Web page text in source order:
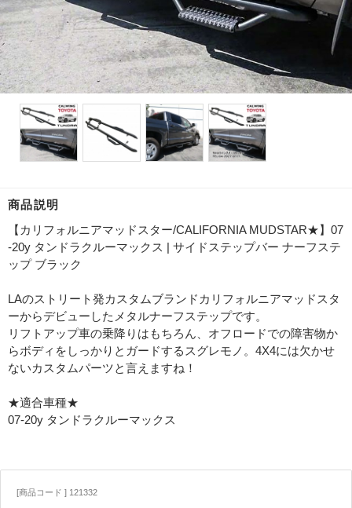
商品説明
【カリフォルニアマッドスター/CALIFORNIA MUDSTAR★】07
-20y タンドラクルーマックス | サイドステップバー ナーフステ
ップ ブラック
LAのストリート発カスタムブランドカリフォルニアマッドスタ
ーからデビューしたメタルナーフステップです。
リフトアップ車の乗降りはもちろん、オフロードでの障害物か
らボディをしっかりとガードするスグレモノ。4X4には欠かせ
ないカスタムパーツと言えますね！
★適合車種★
07-20y タンドラクルーマックス
[商品コード ] 121332